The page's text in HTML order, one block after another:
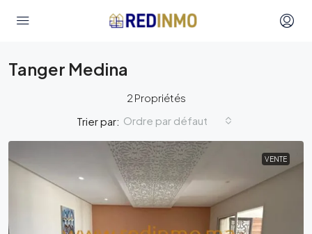
Tanger Medina
2 Propriétés
Trier par: Ordre par défaut
VENTE